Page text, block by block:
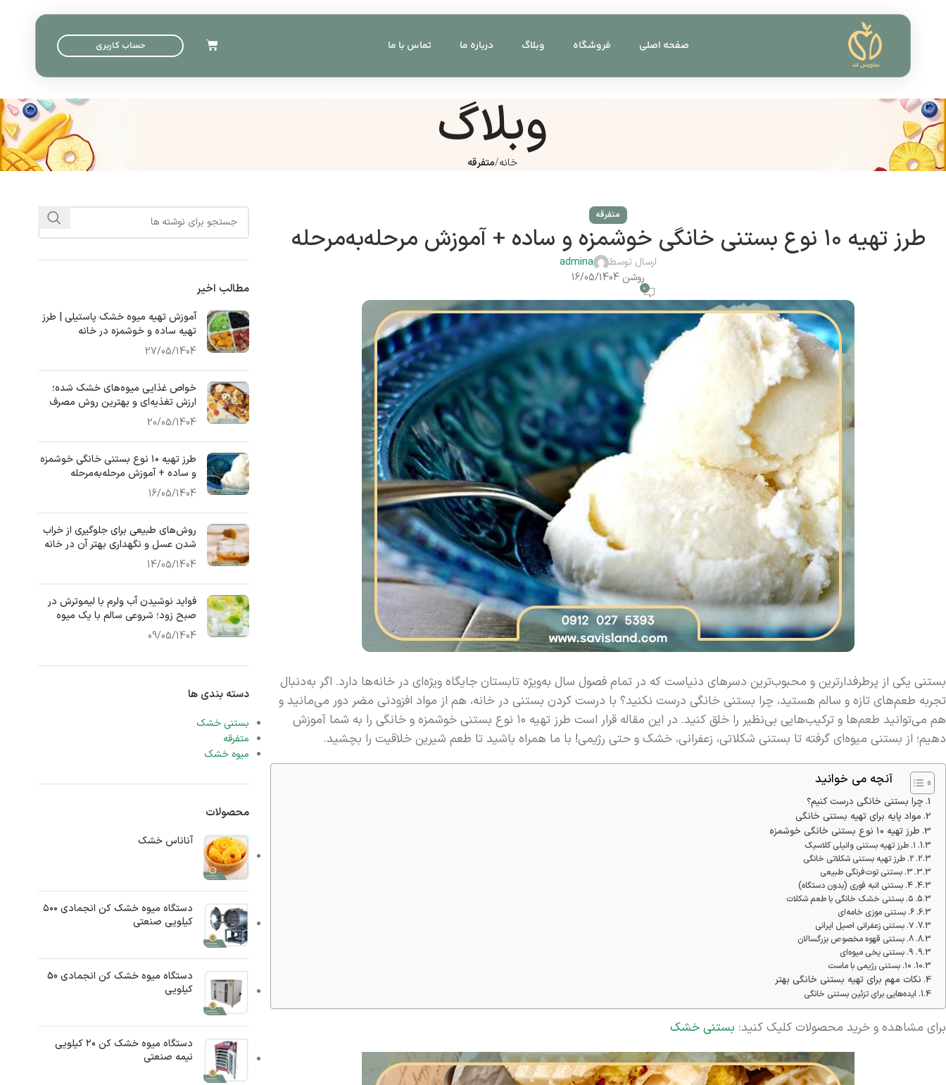
صفحه اصلی فروشگاه وبلاگ درباره ما تماس با ما حساب کاربری
وبلاگ
خانه متفرقه
متفرقه
طرز تهیه ۱۰ نوع بستنی خانگی خوشمزه و ساده + آموزش مرحله‌به‌مرحله
ارسال توسط
admina
روشن 16/05/1404
0
بستنی یکی از پرطرفدارترین و محبوب‌ترین دسرهای دنیاست که در تمام فصول سال به‌ویژه تابستان جایگاه ویژه‌ای در خانه‌ها دارد. اگر به‌دنبال
تجربه طعم‌های تازه و سالم هستید، چرا بستنی خانگی درست نکنید؟ با درست کردن بستنی در خانه، هم از مواد افزودنی مضر دور می‌مانید و
هم می‌توانید طعم‌ها و ترکیب‌هایی بی‌نظیر را خلق کنید. در این مقاله قرار است طرز تهیه ۱۰ نوع بستنی خوشمزه و خانگی را به شما آموزش
دهیم؛ از بستنی میوه‌ای گرفته تا بستنی شکلاتی، زعفرانی، خشک و حتی رژیمی! با ما همراه باشید تا طعم شیرین خلاقیت را بچشید.
آنچه می خوانید
چرا بستنی خانگی درست کنیم؟
مواد پایه برای تهیه بستنی خانگی
طرز تهیه ۱۰ نوع بستنی خانگی خوشمزه
۱. طرز تهیه بستنی وانیلی کلاسیک
۲. طرز تهیه بستنی شکلاتی خانگی
۳. بستنی توت‌فرنگی طبیعی
۴. بستنی انبه فوری (بدون دستگاه)
۵. بستنی خشک خانگی با طعم شکلات
۶. بستنی موزی خامه‌ای
۷. بستنی زعفرانی اصیل ایرانی
۸. بستنی قهوه مخصوص بزرگسالان
۹. بستنی یخی میوه‌ای
۱۰. بستنی رژیمی با ماست
نکات مهم برای تهیه بستنی خانگی بهتر
ایده‌هایی برای تزئین بستنی خانگی
برای مشاهده و خرید محصولات کلیک کنید: بستنی خشک
مطالب اخیر
آموزش تهیه میوه خشک پاستیلی | طرز
تهیه ساده و خوشمزه در خانه
27/05/1404
خواص غذایی میوه‌های خشک‌ شده؛
ارزش تغذیه‌ای و بهترین روش مصرف
20/05/1404
طرز تهیه ۱۰ نوع بستنی خانگی خوشمزه
و ساده + آموزش مرحله‌به‌مرحله
16/05/1404
روش‌های طبیعی برای جلوگیری از خراب
شدن عسل و نگهداری بهتر آن در خانه
14/05/1404
فواید نوشیدن آب ولرم با لیموترش در
صبح زود؛ شروعی سالم با یک میوه
09/05/1404
دسته بندی ها
بستنی خشک
متفرقه
میوه خشک
محصولات
آناناس خشک
دستگاه میوه خشک کن انجمادی ۵۰۰
کیلویی صنعتی
دستگاه میوه خشک کن انجمادی 50
کیلویی
دستگاه میوه خشک کن ۲۰ کیلویی
نیمه صنعتی